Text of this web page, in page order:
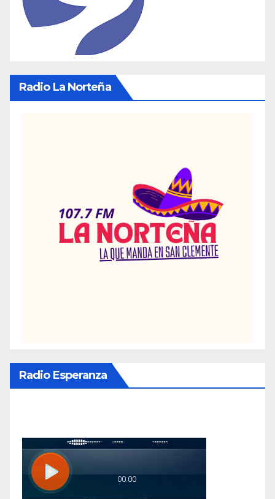
Radio La Norteña
Radio Esperanza